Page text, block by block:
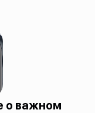
о важном